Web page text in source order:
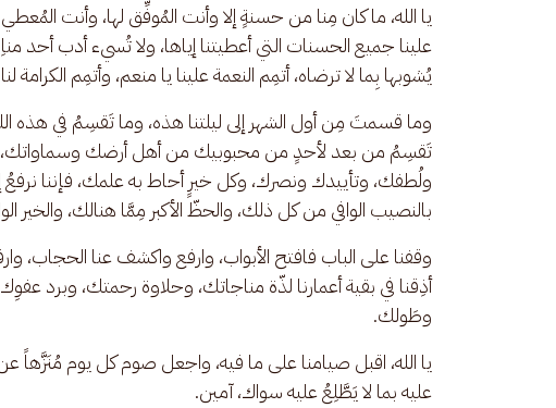
يا الله، ما كان مِنا من حسنةٍ إلا وأنت المُوفِّق لها، وأنت
علينا جميع الحسنات التي أعطيتنا إياها، ولا تُسيء أدب أحد
يُشوبها بِما لا ترضاه، أتمِم النعمة علينا يا منعم، وأتمِم الكرامة
وما قسمتَ مِن أول الشهر إلى ليلتنا هذه، وما تَقسِمُ في هذه
تَقسِمُ من بعد لأحدٍ من محبوبيك من أهل أرضك
ولُطفك، وتأييدك ونصرك، وكل خيرٍ أحاط به علمك، فإننا نرفعُ
بالنصيب الوافي من كل ذلك، والحظّ الأكبر مِمَّا هنالك، والخير
وقفنا على الباب فافتح الأبواب، وارفع واكشف عنا
أذِقنا في بقية أعمارنا لذّة مناجاتك، وحلاوة رحمتك، وبرد
وطَولك.
يا الله، اقبل صيامنا على ما فيه، واجعل صوم كل يوم
عليه بما لا يَطَّلِعُ عليه سواك، آمين.